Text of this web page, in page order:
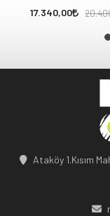
17.340,00
Ataköy 1.Kısım